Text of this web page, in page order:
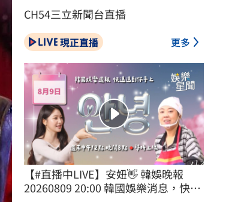
CH54三立新聞台直播
現正直播 更多
【#直播中LIVE】安妞👋 韓娛晚報
20260809 20:00 韓國娛樂消息，快速